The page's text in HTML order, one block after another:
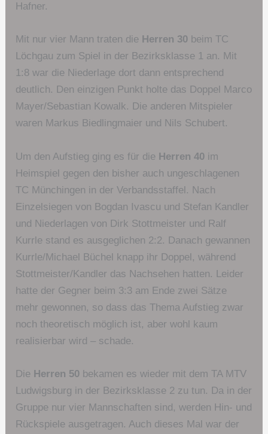
Hafner.
Mit nur vier Mann traten die Herren 30 beim TC
Löchgau zum Spiel in der Bezirksklasse 1 an. Mit
1:8 war die Niederlage dort dann entsprechend
deutlich. Den einzigen Punkt holte das Doppel Marco
Mayer/Sebastian Kowalk. Die anderen Mitspieler
waren Markus Biedlingmaier und Nils Schubert.
Um den Aufstieg ging es für die Herren 40 im
Heimspiel gegen den bisher auch ungeschlagenen
TC Münchingen in der Verbandsstaffel. Nach
Einzelsiegen von Bogdan Ivascu und Stefan Kandler
und Niederlagen von Dirk Stottmeister und Ralf
Kurrle stand es ausgeglichen 2:2. Danach gewannen
Kurrle/Michael Büchel knapp ihr Doppel, während
Stottmeister/Kandler das Nachsehen hatten. Leider
hatte der Gegner beim 3:3 am Ende zwei Sätze
mehr gewonnen, so dass das Thema Aufstieg zwar
noch theoretisch möglich ist, aber wohl kaum
realisierbar wird – schade.
Die Herren 50 bekamen es wieder mit dem TA MTV
Ludwigsburg in der Bezirksklasse 2 zu tun. Da in der
Gruppe nur vier Mannschaften sind, werden Hin- und
Rückspiele ausgetragen. Auch dieses Mal war der